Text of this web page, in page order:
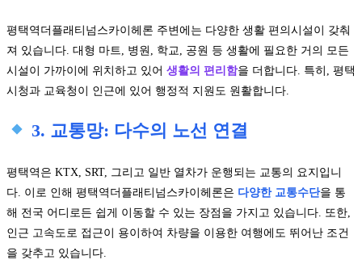
평택역더플래티넘스카이헤론 주변에는 다양한 생활 편의시설이 갖춰
져 있습니다. 대형 마트, 병원, 학교, 공원 등 생활에 필요한 거의 모든
시설이 가까이에 위치하고 있어 생활의 편리함을 더합니다. 특히, 평택
시청과 교육청이 인근에 있어 행정적 지원도 원활합니다.
3. 교통망: 다수의 노선 연결
평택역은 KTX, SRT, 그리고 일반 열차가 운행되는 교통의 요지입니
다. 이로 인해 평택역더플래티넘스카이헤론은 다양한 교통수단을 통
해 전국 어디로든 쉽게 이동할 수 있는 장점을 가지고 있습니다. 또한,
인근 고속도로 접근이 용이하여 차량을 이용한 여행에도 뛰어난 조건
을 갖추고 있습니다.